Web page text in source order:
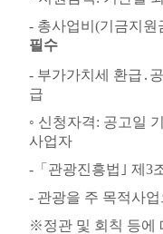
- 총사업비 (기금지원
필수
- 부가가치세 환급 ․
급
◦ 신청자격: 공고일
사업자
-「 관광진흥법 ｣ 제 3
- 관광을 주 목적사
※정관 및 회칙 등에